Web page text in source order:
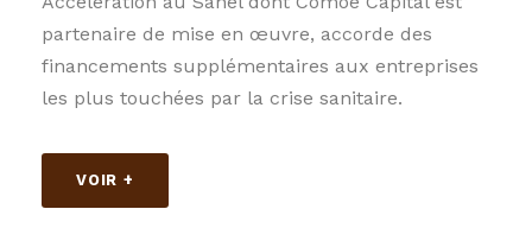
partenaire de mise en œuvre, accorde des
financements supplémentaires aux entreprises
les plus touchées par la crise sanitaire.
VOIR +